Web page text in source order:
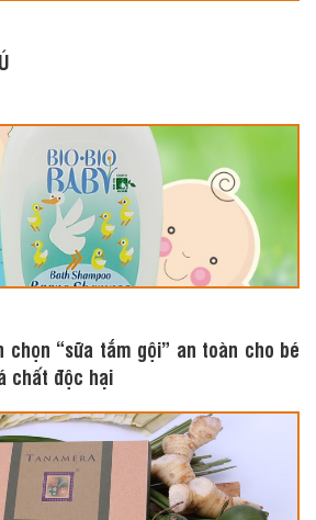
chọn “sữa tắm gội” an toàn cho bé
chất độc hại